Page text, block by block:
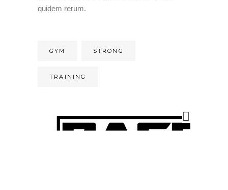
quidem rerum.
GYM STRONG
TRAINING